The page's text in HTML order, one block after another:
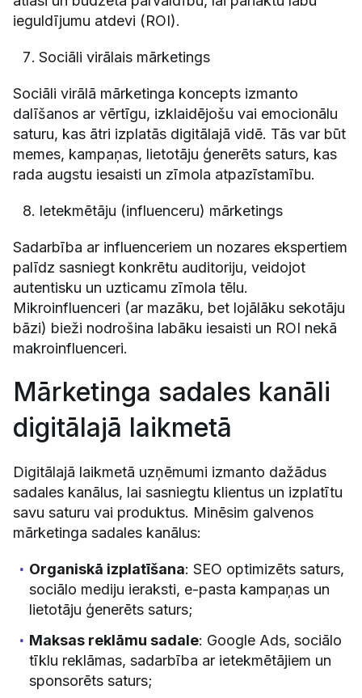
ieguldījumu atdevi (ROI).
Sociāli virālais mārketings
Sociāli virālā mārketinga koncepts izmanto
dalīšanos ar vērtīgu, izklaidējošu vai emocionālu
saturu, kas ātri izplatās digitālajā vidē. Tās var būt
memes, kampaņas, lietotāju ģenerēts saturs, kas
rada augstu iesaisti un zīmola atpazīstamību.
Ietekmētāju (influenceru) mārketings
Sadarbība ar influenceriem un nozares ekspertiem
palīdz sasniegt konkrētu auditoriju, veidojot
autentisku un uzticamu zīmola tēlu.
Mikroinfluenceri (ar mazāku, bet lojālāku sekotāju
bāzi) bieži nodrošina labāku iesaisti un ROI nekā
makroinfluenceri.
Mārketinga sadales kanāli
digitālajā laikmetā
Digitālajā laikmetā uzņēmumi izmanto dažādus
sadales kanālus, lai sasniegtu klientus un izplatītu
savu saturu vai produktus. Minēsim galvenos
mārketinga sadales kanālus:
Organiskā izplatīšana: SEO optimizēts saturs,
sociālo mediju ieraksti, e-pasta kampaņas un
lietotāju ģenerēts saturs;
Maksas reklāmu sadale: Google Ads, sociālo
tīklu reklāmas, sadarbība ar ietekmētājiem un
sponsorēts saturs;